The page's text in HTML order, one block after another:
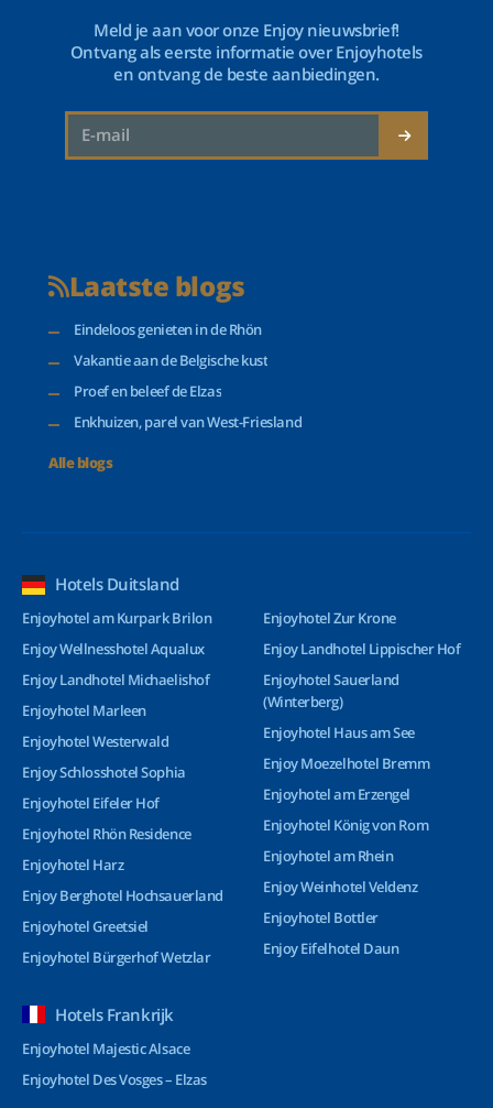
Meld je aan voor onze Enjoy nieuwsbrief!
Ontvang als eerste informatie over Enjoyhotels
en ontvang de beste aanbiedingen.
Laatste blogs
Eindeloos genieten in de Rhön
Vakantie aan de Belgische kust
Proef en beleef de Elzas
Enkhuizen, parel van West-Friesland
Alle blogs
Hotels Duitsland
Enjoyhotel am Kurpark Brilon
Enjoy Wellnesshotel Aqualux
Enjoy Landhotel Michaelishof
Enjoyhotel Marleen
Enjoyhotel Westerwald
Enjoy Schlosshotel Sophia
Enjoyhotel Eifeler Hof
Enjoyhotel Rhön Residence
Enjoyhotel Harz
Enjoy Berghotel Hochsauerland
Enjoyhotel Greetsiel
Enjoyhotel Bürgerhof Wetzlar
Enjoyhotel Zur Krone
Enjoy Landhotel Lippischer Hof
Enjoyhotel Sauerland
(Winterberg)
Enjoyhotel Haus am See
Enjoy Moezelhotel Bremm
Enjoyhotel am Erzengel
Enjoyhotel König von Rom
Enjoyhotel am Rhein
Enjoy Weinhotel Veldenz
Enjoyhotel Bottler
Enjoy Eifelhotel Daun
Hotels Frankrijk
Enjoyhotel Majestic Alsace
Enjoyhotel Des Vosges – Elzas